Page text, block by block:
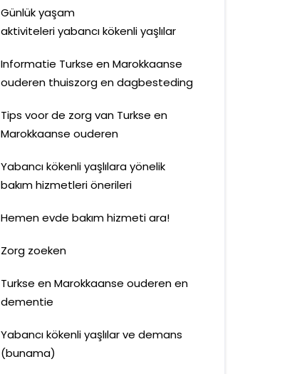
Günlük yaşam
aktiviteleri yabancı kökenli yaşlılar
Informatie Turkse en Marokkaanse
ouderen thuiszorg en dagbesteding
Tips voor de zorg van Turkse en
Marokkaanse ouderen
Yabancı kökenli yaşlılara yönelik
bakım hizmetleri önerileri
Hemen evde bakım hizmeti ara!
Zorg zoeken
Turkse en Marokkaanse ouderen en
dementie
Yabancı kökenli yaşlılar ve demans
(bunama)